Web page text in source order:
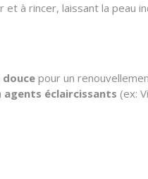
à rincer, laissant la
pour un
agents éclaircissants (ex: